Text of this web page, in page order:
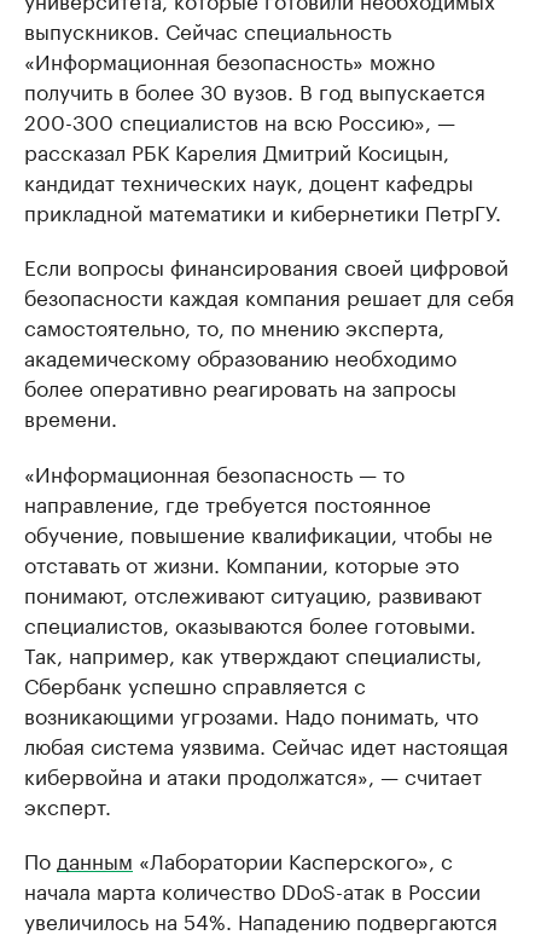
выпускников. Сейчас специальность
«Информационная безопасность» можно
получить в более 30 вузов. В год выпускается
200-300 специалистов на всю Россию», —
рассказал РБК Карелия Дмитрий Косицын,
кандидат технических наук, доцент кафедры
прикладной математики и кибернетики ПетрГУ.
Если вопросы финансирования своей цифровой
безопасности каждая компания решает для себя
самостоятельно, то, по мнению эксперта,
академическому образованию необходимо
более оперативно реагировать на запросы
времени.
«Информационная безопасность — то
направление, где требуется постоянное
обучение, повышение квалификации, чтобы не
отставать от жизни. Компании, которые это
понимают, отслеживают ситуацию, развивают
специалистов, оказываются более готовыми.
Так, например, как утверждают специалисты,
Сбербанк успешно справляется с
возникающими угрозами. Надо понимать, что
любая система уязвима. Сейчас идет настоящая
кибервойна и атаки продолжатся», — считает
эксперт.
По данным «Лаборатории Касперского», с
начала марта количество DDoS-атак в России
увеличилось на 54%. Нападению подвергаются